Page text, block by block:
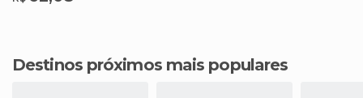
Destinos próximos mais populares